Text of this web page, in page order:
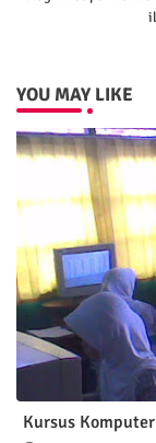
YOU MAY LIKE
Kursus